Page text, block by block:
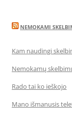
NEMOKAMI
Kam naudingi
Nemokamų
Rado tai ko ieškojo
Mano išmanusis